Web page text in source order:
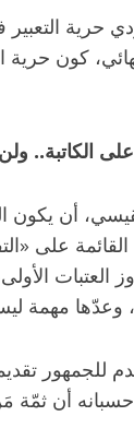
حرية
كون
الكاتبة..
أن
على
العتبات
وعدّها مهمة
أن